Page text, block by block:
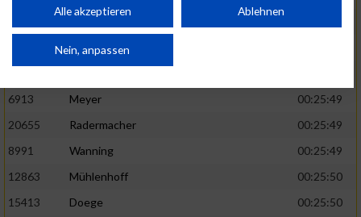
Küpper
Inhoff
6913
Meyer
00:25:49
20655
Radermacher
00:25:49
8991
Wanning
00:25:49
12863
Mühlenhoff
00:25:50
15413
Doege
00:25:50
Kombinationen von Daten aus verschiedenen Quellen. Entwicklung und
von Inhalten.
Daten können außerhalb der Europäischen Union weitergegeben und in die
Website/App.
Partnerliste anzeigen (1 IAB-Anbieter)
Wir nutzen Ihre Daten für folgende Zwecke:
Speichern von oder Zugriff auf Informationen
auf einem Endgerät
Alle akzeptieren Ablehnen
Nein, anpassen